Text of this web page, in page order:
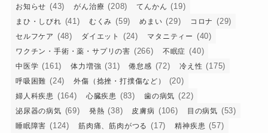
お知らせ (43) がん治療 (208) てんかん (19)
まひ・しびれ (41) むくみ (59) めまい (29) コロナ (29)
セルフケア (48) ダイエット (24) マタニティー (40)
ワクチン・手術・薬・サプリの害 (266) 不眠症 (40)
中医学 (161) 体力増強 (31) 倦怠感 (72) 冷え性 (175)
呼吸困難 (24) 外傷（捻挫・打撲傷など） (20)
婦人科疾患 (164) 心臓疾患 (83) 歯の病気 (22)
泌尿器の病気 (69) 発熱 (38) 皮膚病 (106) 目の病気 (53)
睡眠障害 (124) 筋肉痛、筋肉がつる (17) 精神疾患 (57)